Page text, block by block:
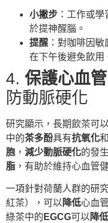
小撇步 ：工作或
於提神醒腦。
提醒 ：對咖啡因
在下午後避免飲用
4. 保護心血管
防動脈硬化
研究顯示，長期飲茶可以
中的茶多酚具有抗氧化和
胞 ， 減少動脈硬化的發
脂 ，有助於維持心血管
一項針對荷蘭人群的研
紅茶），可以 降低心血
綠茶中的 EGCG可以 降低